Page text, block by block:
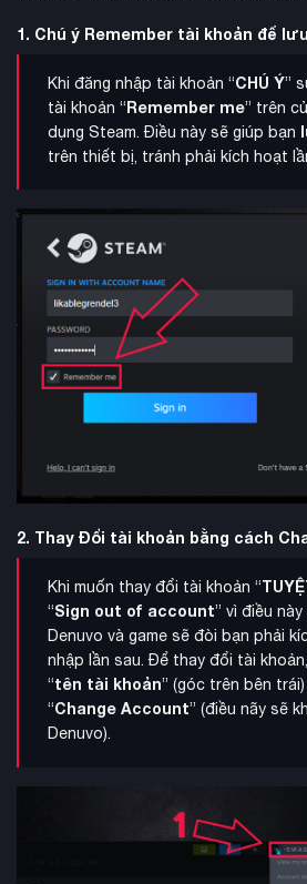
1. Chú ý Remember tài khoản để
Khi đăng nhập tài khoản “CHÚ Ý”
tài khoản “Remember me” trên
dụng Steam. Điều này sẽ giúp bạn
trên thiết bị, tránh phải kích hoạt
2. Thay Đổi tài khoản bằng cách
Khi muốn thay đổi tài khoản “
“Sign out of account” vì điều
Denuvo và game sẽ đòi bạn phải
nhập lần sau. Để thay đổi tài
“tên tài khoản” (góc trên bên
“Change Account” (điều nãy sẽ
Denuvo).